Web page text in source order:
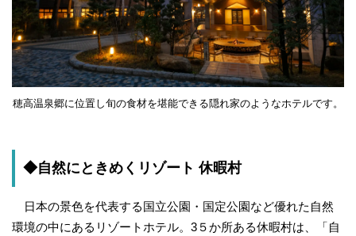
穂高温泉郷に位置し旬の食材を堪能できる隠れ家のようなホテルです。
◆自然にときめくリゾート 休暇村
日本の景色を代表する国立公園・国定公園など優れた自然
環境の中にあるリゾートホテル。3５か所ある休暇村は、「自